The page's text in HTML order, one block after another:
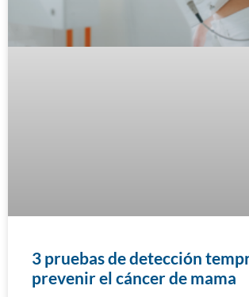
3 pruebas de detección
prevenir el cáncer de mama